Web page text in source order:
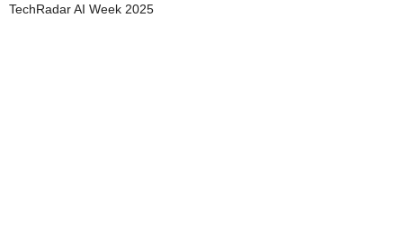
TechRadar AI Week 2025